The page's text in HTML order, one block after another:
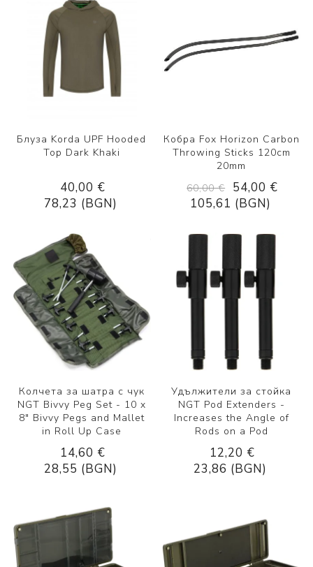
Блуза Korda UPF Hooded
Top Dark Khaki
40,00 €
78,23 (BGN)
Кобра Fox Horizon Carbon
Throwing Sticks 120cm
20mm
60,00 €
54,00 €
105,61 (BGN)
Колчета за шатра с чук
NGT Bivvy Peg Set - 10 x
8" Bivvy Pegs and Mallet
in Roll Up Case
14,60 €
28,55 (BGN)
Удължители за стойка
NGT Pod Extenders -
Increases the Angle of
Rods on a Pod
12,20 €
23,86 (BGN)